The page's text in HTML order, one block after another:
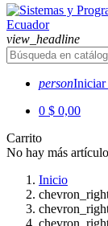
view_headline
personIniciar
0 $ 0,00
Carrito
No hay más
Inicio